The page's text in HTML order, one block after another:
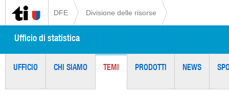
DFE Divisione delle risorse
Ufficio di statistica
UFFICIO CHI SIAMO TEMI PRODOTTI NEWS